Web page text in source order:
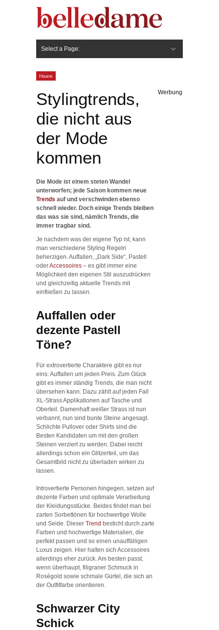
Select a Page:
Haare
Stylingtrends,
die nicht aus
der Mode
kommen
Werbung
Die Mode ist einem steten Wandel
unterworfen; jede Saison kommen neue
Trends auf und verschwinden ebenso
schnell wieder. Doch einige Trends bleiben
das was sie sind, nämlich Trends, die
immer tragbar sind.
Je nachdem was der eigene Typ ist, kann
man verschiedene Styling Regeln
beherzigen. Auffallen, „Dark Side“, Pastell
oderAccessoires – es gibt immer eine
Möglichkeit den eigenen Stil auszudrücken
und gleichzeitig aktuelle Trends mit
einfließen zu lassen.
Auffallen oder
dezente Pastell
Töne?
Für extrovertierte Charaktere gibt es nur
eins: Auffallen um jeden Preis. Zum Glück
gibt es immer ständig Trends, die man nicht
übersehen kann. Dazu zählt auf jeden Fall
XL-Strass Applikationen auf Tasche und
Oberteil. Damenhaft weißer Strass ist nun
verbannt, nun sind bunte Steine angesagt.
Schlichte Pullover oder Shirts sind die
Besten Kandidaten um mit den großen
Steinen verziert zu werden. Dabei reicht
allerdings schon ein Glitzerteil, um das
Gesamtbild nicht zu überladen wirken zu
lassen.
Introvertierte Personen hingegen, setzen auf
dezente Farben und optimale Verarbeitung
der Kleidungsstücke. Beides findet man bei
zarten Sorbettönen für hochwertige Wolle
und Seide. Dieser Trend besticht durch zarte
Farben und hochwertige Materialien, die
perfekt passen und so einen unauffälligen
Luxus zeigen. Hier halten sich Accessoires
allerdings eher zurück. Am besten passt,
wenn überhaupt, filigraner Schmuck in
Roségold sowie schmale Gürtel, die sich an
der Outfitfarbe orientieren.
Schwarzer City
Schick